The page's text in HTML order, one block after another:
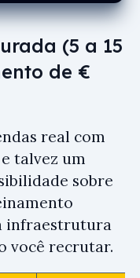
(5 a 15
de €
real com
talvez um
sobre
infraestrutura
você recrutar.